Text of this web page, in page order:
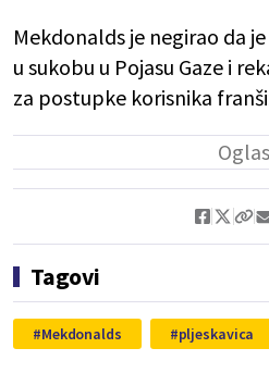
Mekdonalds je negirao da
u sukobu u Pojasu Gaze i
za postupke korisnika
Tagovi
Mekdonalds pljeskavica